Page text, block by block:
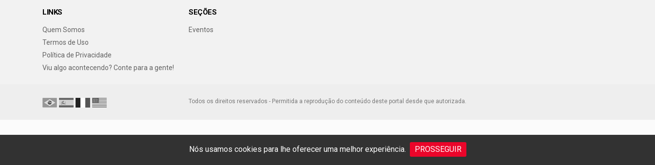
Nós usamos cookies para lhe oferecer uma melhor experiência. PROSSEGUIR
LINKS
Quem Somos
Termos de Uso
Política de Privacidade
Viu algo acontecendo? Conte para a gente!
SEÇÕES
Eventos
Todos os direitos reservados - Permitida a reprodução do conteúdo deste portal desde que autorizada.